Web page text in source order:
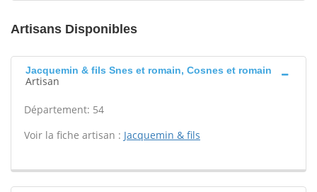
Artisans Disponibles
Jacquemin & fils Snes et romain, Cosnes et romain
Artisan
Département: 54
Voir la fiche artisan : Jacquemin & fils